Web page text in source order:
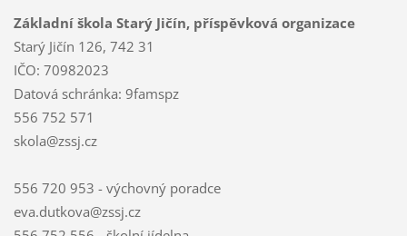
Základní škola Starý Jičín, příspěvková organizace
Starý Jičín 126, 742 31
IČO: 70982023
Datová schránka: 9famspz
556 752 571
skola@zssj.cz
556 720 953 - výchovný poradce
eva.dutkova@zssj.cz